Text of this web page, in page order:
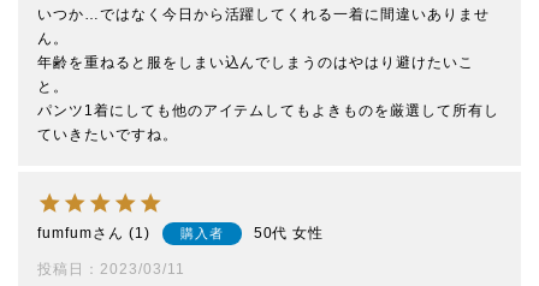
いつか…ではなく今日から活躍してくれる一着に間違いありませ
ん。
年齢を重ねると服をしまい込んでしまうのはやはり避けたいこ
と。
パンツ1着にしても他のアイテムしてもよきものを厳選して所有し
ていきたいですね。
fumfum 1 購入者 50代 女性
投稿日 2023/03/11